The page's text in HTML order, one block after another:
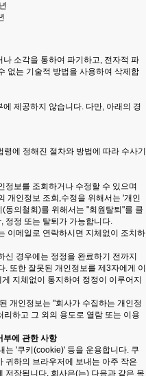
소각을 통하여 파기하고, 전자적 파
없는 기술적 방법을 사용하여 삭제합
제공하지 않습니다. 다만, 아래의 경
에 정해진 절차와 방법에 따라 수사기
정보를 조회하거나 수정할 수 있으며
개인정보 조회,수정을 위해서는 '개인
동의철회)를 위해서는 "회원탈퇴"를 클
정정 또는 탈퇴가 가능합니다.
이메일로 연락하시면 지체없이 조치하
경우에는 정정을 완료하기 전까지
또한 잘못된 개인정보를 제3자에게 이
지체없이 통지하여 정정이 이루어지
개인정보는 "회사가 수집하는 개인정
하고 그 외의 용도로 열람 또는 이용
부에 관한 사항
는 '쿠키(cookie)' 등을 운용합니다. 쿠
귀하의 브라우저에 보내는 아주 작은
저장됩니다. 회사은(는) 다음과 같은 목